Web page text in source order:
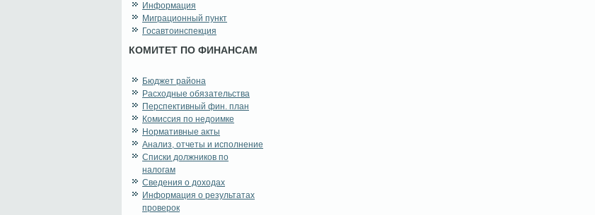
Информация
Миграционный пункт
Госавтоинспекция
КОМИТЕТ ПО ФИНАНСАМ
Бюджет района
Расходные обязательства
Перспективный фин. план
Комиссия по недоимке
Нормативные акты
Анализ, отчеты и исполнение
Списки должников по
налогам
Сведения о доходах
Информация о результатах
проверок